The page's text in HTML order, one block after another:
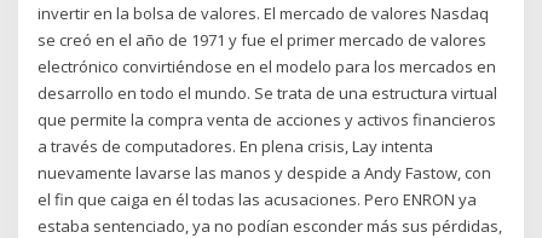
invertir en la bolsa de valores. El mercado de valores Nasdaq
se creó en el año de 1971 y fue el primer mercado de valores
electrónico convirtiéndose en el modelo para los mercados en
desarrollo en todo el mundo. Se trata de una estructura virtual
que permite la compra venta de acciones y activos financieros
a través de computadores. En plena crisis, Lay intenta
nuevamente lavarse las manos y despide a Andy Fastow, con
el fin que caiga en él todas las acusaciones. Pero ENRON ya
estaba sentenciado, ya no podían esconder más sus pérdidas,